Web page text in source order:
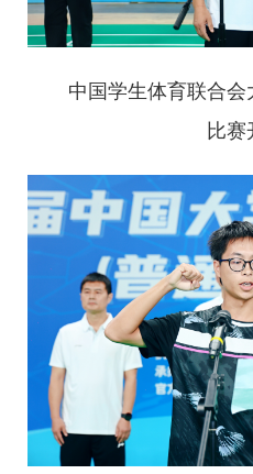
中国学生体育联合
比赛